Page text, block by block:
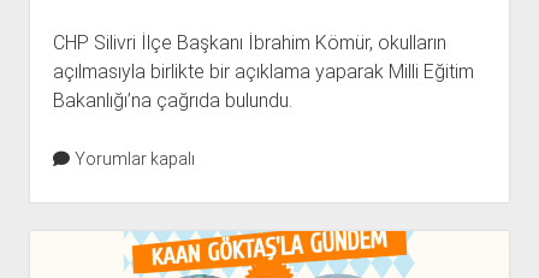
CHP Silivri İlçe Başkanı İbrahim Kömür, okulların
açılmasıyla birlikte bir açıklama yaparak Milli Eğitim
Bakanlığı’na çağrıda bulundu.
Yorumlar kapalı